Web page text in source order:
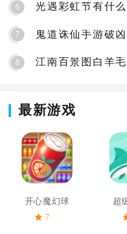
6 光遇彩虹节有什么
7 鬼道诛仙手游破
8 江南百景图白羊
最新游戏
开心魔幻球
7
超